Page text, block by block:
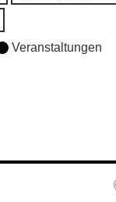
Veranstaltungen